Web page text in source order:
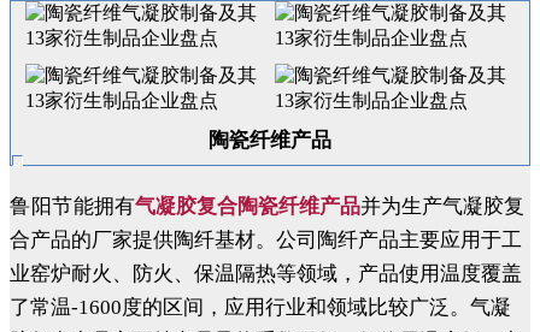
陶瓷纤维产品
鲁阳节能拥有气凝胶复合陶瓷纤维产品并为生产气凝胶复
合产品的厂家提供陶纤基材。公司陶纤产品主要应用于工
业窑炉耐火、防火、保温隔热等领域，产品使用温度覆盖
了常温-1600度的区间，应用行业和领域比较广泛。气凝